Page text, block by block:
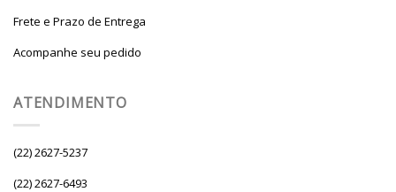
Frete e Prazo de Entrega
Acompanhe seu pedido
ATENDIMENTO
(22) 2627-5237
(22) 2627-6493